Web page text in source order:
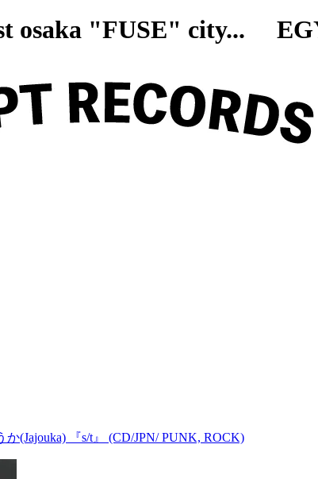
osaka "FUSE" city...
か(Jajouka) 『s/t』 (CD/JPN/ PUNK, ROCK)